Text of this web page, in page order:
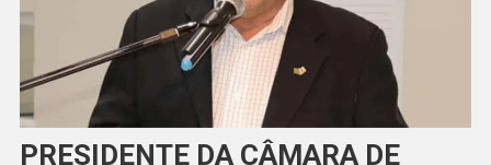
PRESIDENTE DA CÂMARA DE